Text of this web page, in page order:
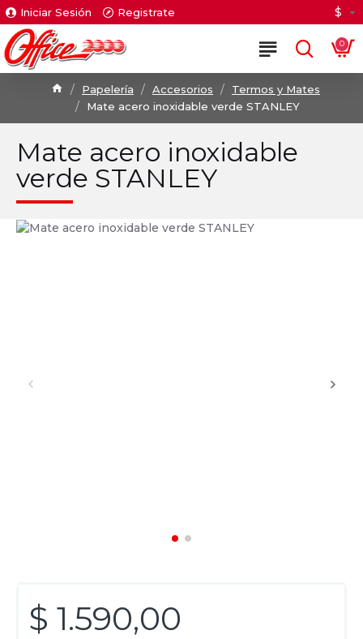
Iniciar Sesión Registrate $
0
Papelería Accesorios
Termos y Mates
Mate acero inoxidable verde STANLEY
Mate acero inoxidable
verde STANLEY
$ 1.590,00